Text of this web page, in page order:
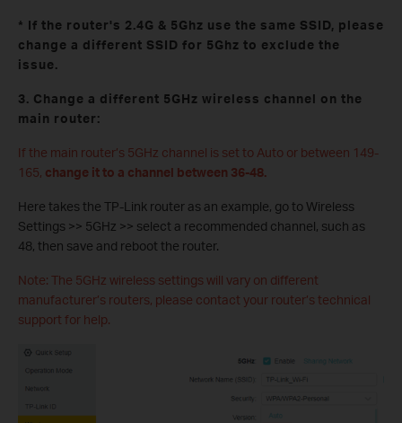
* If the router's 2.4G & 5Ghz use the same SSID, please
change a different SSID for 5Ghz to exclude the
issue.
3. Change a different 5GHz wireless channel on the
main router:
If the main router’s 5GHz channel is set to Auto or between 149-
165, change it to a channel between 36-48.
Here takes the TP-Link router as an example, go to Wireless
Settings >> 5GHz >> select a recommended channel, such as
48, then save and reboot the router.
Note: The 5GHz wireless settings will vary on different
manufacturer’s routers, please contact your router’s technical
support for help.